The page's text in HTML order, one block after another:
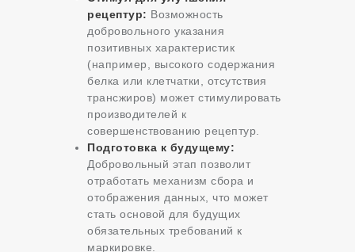
рецептур: Возможность
добровольного указания
позитивных характеристик
(например, высокого содержания
белка или клетчатки, отсутствия
трансжиров) может стимулировать
производителей к
совершенствованию рецептур.
Подготовка к будущему:
Добровольный этап позволит
отработать механизм сбора и
отображения данных, что может
стать основой для будущих
обязательных требований к
маркировке.